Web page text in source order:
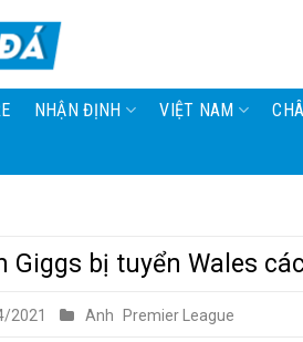
NHẬN ĐỊNH VIỆT NAM
Giggs bị tuyển Wales
2021 Anh Premier League